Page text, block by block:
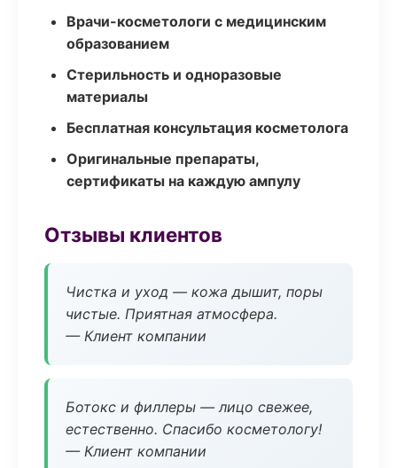
Врачи-косметологи с медицинским
образованием
Стерильность и одноразовые
материалы
Бесплатная консультация косметолога
Оригинальные препараты,
сертификаты на каждую ампулу
Отзывы клиентов
Чистка и уход — кожа дышит, поры
чистые. Приятная атмосфера.
— Клиент компании
Ботокс и филлеры — лицо свежее,
естественно. Спасибо косметологу!
— Клиент компании